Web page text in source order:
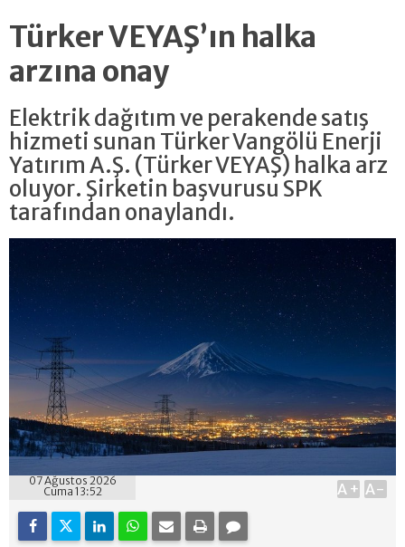
Türker VEYAŞ’ın halka
arzına onay
Elektrik dağıtım ve perakende satış
hizmeti sunan Türker Vangölü Enerji
Yatırım A.Ş. (Türker VEYAŞ) halka arz
oluyor. Şirketin başvurusu SPK
tarafından onaylandı.
07 Ağustos 2026
Cuma 13:52
A+ A-